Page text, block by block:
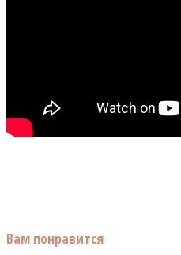
Вам понравится